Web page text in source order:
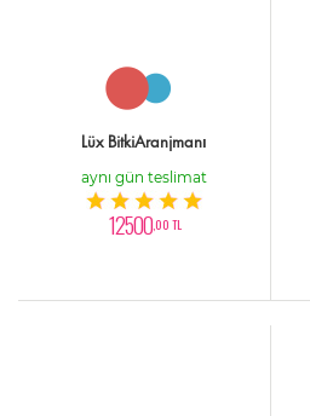
Lüx BitkiAranjmanı
aynı gün teslimat
12500,00 TL